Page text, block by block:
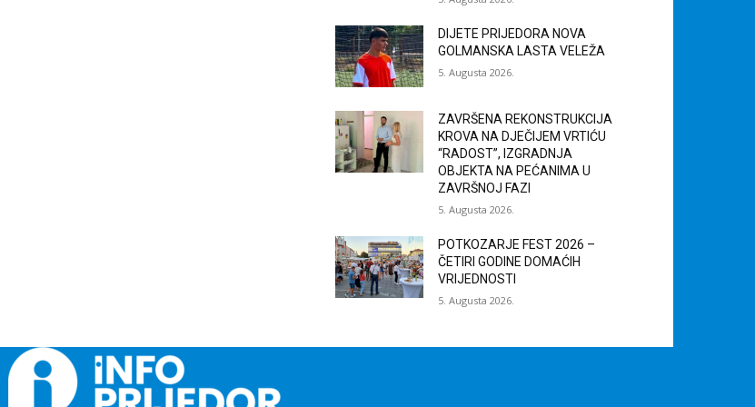
DIJETE PRIJEDORA NOVA
GOLMANSKA LASTA VELEŽA
5. Augusta 2026.
ZAVRŠENA REKONSTRUKCIJA
KROVA NA DJEČIJEM VRTIĆU
“RADOST”, IZGRADNJA
OBJEKTA NA PEĆANIMA U
ZAVRŠNOJ FAZI
5. Augusta 2026.
POTKOZARJE FEST 2026 –
ČETIRI GODINE DOMAĆIH
VRIJEDNOSTI
5. Augusta 2026.